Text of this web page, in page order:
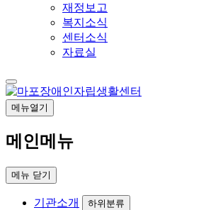
재정보고
복지소식
센터소식
자료실
메뉴열기
메인메뉴
메뉴 닫기
기관소개 하위분류